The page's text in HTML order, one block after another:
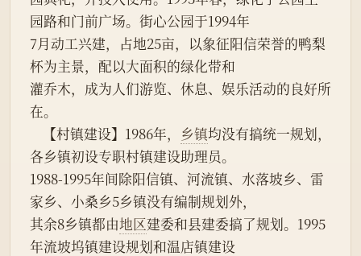
园路和门前广场。街心公园于1994年
7月动工兴建，占地25亩，以象征阳信荣誉的鸭梨
杯为主景，配以大面积的绿化带和
灌乔木，成为人们游览、休息、娱乐活动的良好所
在。
    【村镇建设】1986年，
乡镇均没有搞统一规划，
各乡镇初设专职村镇建设助理员。
1988-1995年间除阳信镇、河流镇、水落坡乡、雷
家乡、小桑乡5乡镇没有编制规划外，
其余8乡镇都由地区建委和县建委搞了规划。1995
年流坡坞镇建设规划和温店镇建设